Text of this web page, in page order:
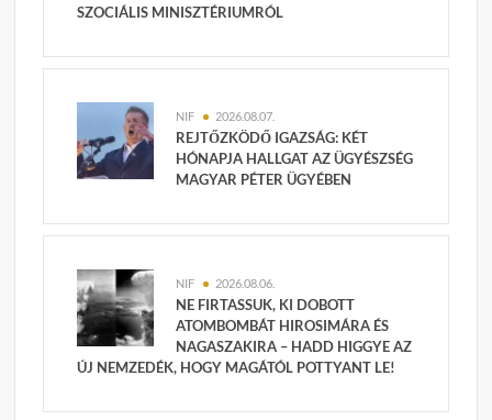
SZOCIÁLIS MINISZTÉRIUMRÓL
NIF 2026.08.07.
REJTŐZKÖDŐ IGAZSÁG: KÉT
HÓNAPJA HALLGAT AZ ÜGYÉSZSÉG
MAGYAR PÉTER ÜGYÉBEN
NIF 2026.08.06.
NE FIRTASSUK, KI DOBOTT
ATOMBOMBÁT HIROSIMÁRA ÉS
NAGASZAKIRA – HADD HIGGYE AZ
ÚJ NEMZEDÉK, HOGY MAGÁTÓL POTTYANT LE!